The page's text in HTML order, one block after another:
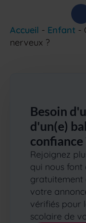
Accueil - Enfant -
nerveux ?
Besoin
d'un(e)
confiance
Rejoignez
qui nous font
gratuitement
votre
vérifiés pour
scolaire de